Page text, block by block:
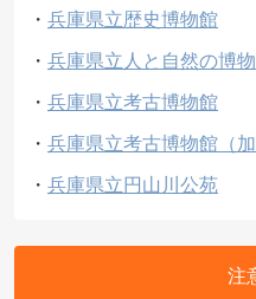
・ 兵庫県立歴史博物館
・ 兵庫県立人と自然の博
・ 兵庫県立考古博物館
・ 兵庫県立考古博物館（加
・ 兵庫県立円山川公苑
注